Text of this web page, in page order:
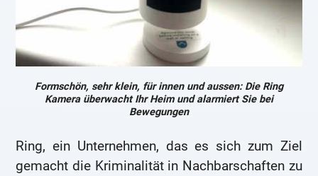
Formschön, sehr klein, für innen und aussen: Die Ring
Kamera überwacht Ihr Heim und alarmiert Sie bei
Bewegungen
Ring, ein Unternehmen, das es sich zum Ziel
gemacht die Kriminalität in Nachbarschaften zu